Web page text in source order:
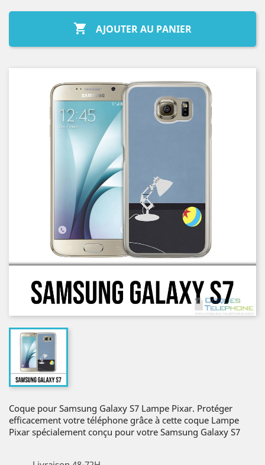
 AJOUTER AU PANIER
Coque pour Samsung Galaxy S7 Lampe Pixar. Protéger
efficacement votre téléphone grâce à cette coque Lampe
Pixar spécialement conçu pour votre Samsung Galaxy S7